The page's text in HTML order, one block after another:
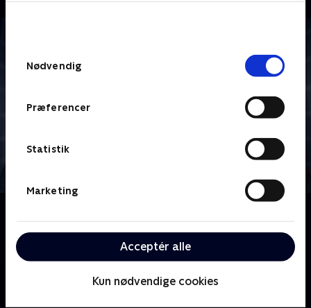
Nødvendig
Præferencer
Statistik
Marketing
Acceptér alle
Kun nødvendige cookies
tidlige pionerdage med udforskning af det ydre rum.